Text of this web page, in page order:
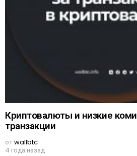
Криптовалюты и низкие
транзакции
отwallbtc
4 года назад